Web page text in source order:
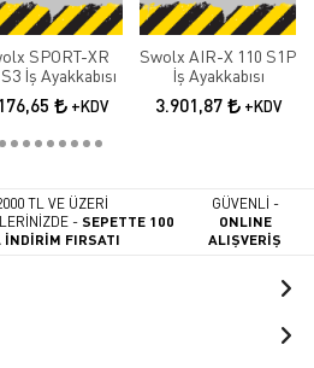
SPORT-XR
İş Ayakkabısı
+KDV
Swolx AIR-X 110 S1P
İş Ayakkabısı
3.901,87 +KDV
TL VE ÜZERİ
-SEPETTE 100
İNDİRİM FIRSATI
GÜVENLİ -
ONLINE
ALIŞVERİŞ